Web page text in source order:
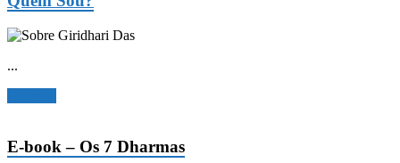
...
E-book – Os 7 Dharmas